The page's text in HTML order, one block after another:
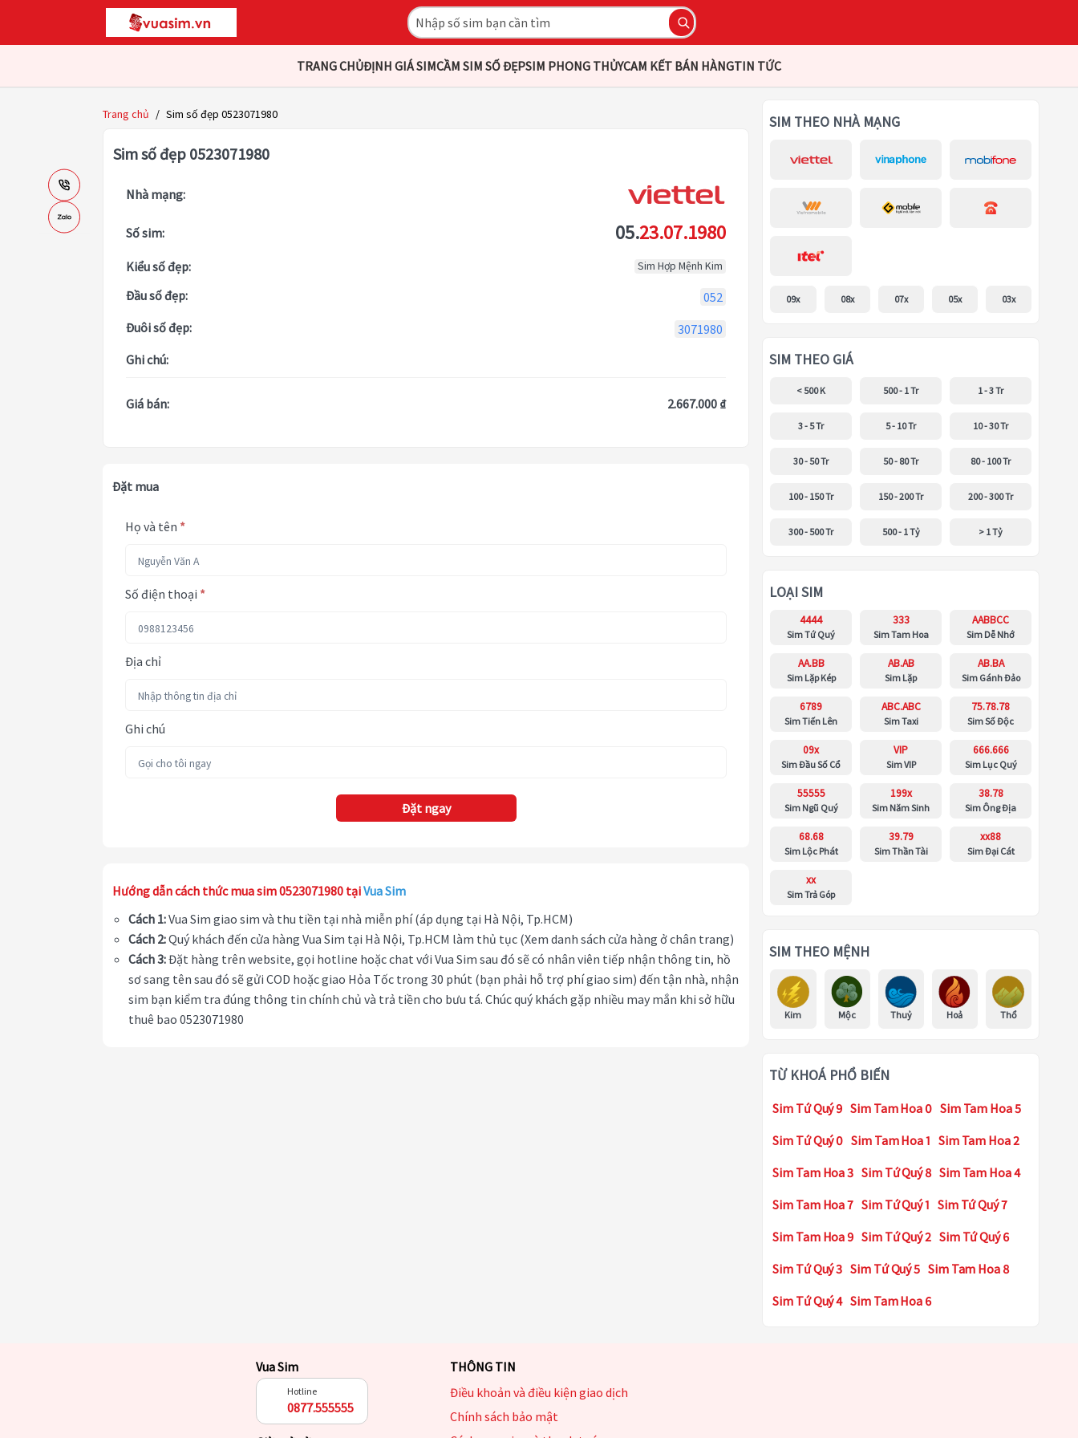
TRANG CHỦĐỊNH GIÁ SIMCẦM SIM SỐ ĐẸPSIM PHONG THỦYCAM KẾT BÁN HÀNGTIN TỨC
Trang chủ / Sim số đẹp 0523071980
Sim số đẹp 0523071980
Nhà mạng:
Số sim: 05.23.07.1980
Kiểu số đẹp: Sim Hợp Mệnh Kim
Đầu số đẹp:
052
Đuôi số đẹp:
3071980
Ghi chú:
Giá bán: 2.667.000 ₫
Đặt mua
Họ và tên *
Số điện thoại *
Địa chỉ
Ghi chú
Đặt ngay
Hướng dẫn cách thức mua sim 0523071980 tạiVua Sim
Cách 1:Vua Sim giao sim và thu tiền tại nhà miễn phí (áp dụng tại Hà Nội, Tp.HCM)
Cách 2:Quý khách đến cửa hàng Vua Sim tại Hà Nội, Tp.HCM làm thủ tục (Xem danh sách cửa hàng ở chân trang)
Cách 3:Đặt hàng trên website, gọi hotline hoặc chat với Vua Sim sau đó sẽ có nhân viên tiếp nhận thông tin, hồ
sơ sang tên sau đó sẽ gửi COD hoặc giao Hỏa Tốc trong 30 phút (bạn phải hỗ trợ phí giao sim) đến tận nhà, nhận
sim bạn kiểm tra đúng thông tin chính chủ và trả tiền cho bưu tá. Chúc quý khách gặp nhiều may mắn khi sở hữu
thuê bao 0523071980
SIM THEO NHÀ MẠNG
09x 08x 07x 05x 03x
SIM THEO GIÁ
< 500 K 500 - 1 Tr 1 - 3 Tr
3 - 5 Tr 5 - 10 Tr 10 - 30 Tr
30 - 50 Tr 50 - 80 Tr 80 - 100 Tr
100 - 150 Tr 150 - 200 Tr 200 - 300 Tr
300 - 500 Tr 500 - 1 Tỷ > 1 Tỷ
LOẠI SIM
4444
Sim Tứ Quý
333
Sim Tam Hoa
AABBCC
Sim Dễ Nhớ
AA.BB
Sim Lặp Kép
AB.AB
Sim Lặp
AB.BA
Sim Gánh Đảo
6789
Sim Tiến Lên
ABC.ABC
Sim Taxi
75.78.78
Sim Số Độc
09x
Sim Đầu Số Cổ
VIP
Sim VIP
666.666
Sim Lục Quý
55555
Sim Ngũ Quý
199x
Sim Năm Sinh
38.78
Sim Ông Địa
68.68
Sim Lộc Phát
39.79
Sim Thần Tài
xx88
Sim Đại Cát
xx
Sim Trả Góp
SIM THEO MỆNH
Kim Mộc Thuỷ Hoả Thổ
TỪ KHOÁ PHỔ BIẾN
Sim Tứ Quý 9 Sim Tam Hoa 0 Sim Tam Hoa 5
Sim Tứ Quý 0 Sim Tam Hoa 1 Sim Tam Hoa 2
Sim Tam Hoa 3 Sim Tứ Quý 8 Sim Tam Hoa 4
Sim Tam Hoa 7 Sim Tứ Quý 1 Sim Tứ Quý 7
Sim Tam Hoa 9 Sim Tứ Quý 2 Sim Tứ Quý 6
Sim Tứ Quý 3 Sim Tứ Quý 5 Sim Tam Hoa 8
Sim Tứ Quý 4 Sim Tam Hoa 6
Vua Sim
Hotline
0877.555555
THÔNG TIN
Điều khoản và điều kiện giao dịch
Chính sách bảo mật